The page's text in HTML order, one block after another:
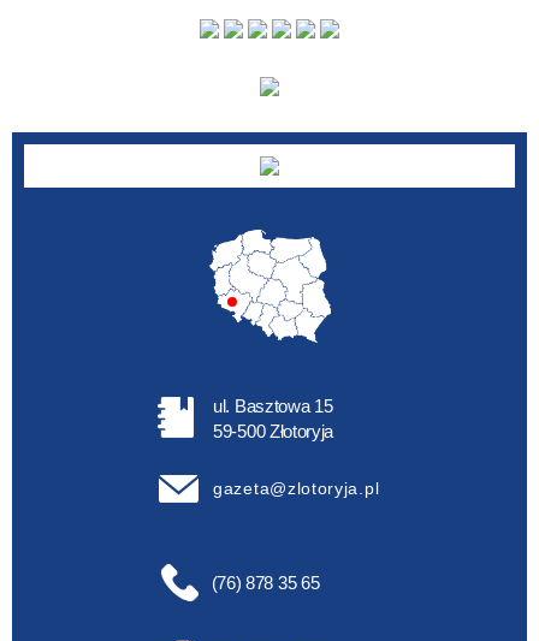
ul. Basztowa 15
59-500 Złotoryja
gazeta@zlotoryja.pl
(76) 878 35 65